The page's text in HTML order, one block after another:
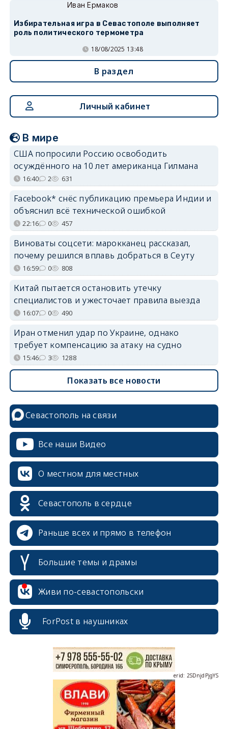
Иван Ермаков
Избирательная игра в Севастополе выполняет
роль политического термометра
18/08/2025 13:48
В раздел
Личный кабинет
В мире
США попросили Россию освободить
осуждённого на 10 лет американца Гилмана
16:40 2 631
Facebook* снёс публикацию премьера Индии и
объяснил всё технической ошибкой
22:16 0 457
Виноваты соцсети: марокканец рассказал,
почему решился вплавь добраться в Сеуту
16:59 0 808
Китай пытается остановить утечку
специалистов и ужесточает правила выезда
16:07 0 490
Иран отменил удар по Украине, однако
требует компенсацию за атаку на судно
15:46 3 1288
Показать все новости
Севастополь на связи
Все наши Видео
О местном для местных
Севастополь в сердце
Раньше всех и прямо в телефон
Большие темы и драмы
Живи по-севастопольски
ForPost в наушниках
erid: 2SDnjcrDNw6
erid: 2SDnjdPjgYS
erid: 2SDnjdvhGXG